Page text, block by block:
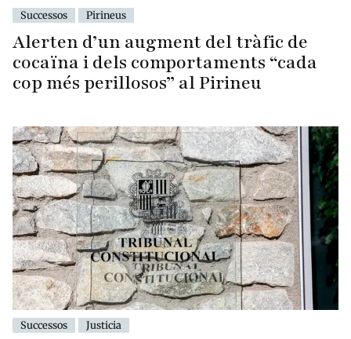
Successos Pirineus
Alerten d’un augment del tràfic de
cocaïna i dels comportaments “cada
cop més perillosos” al Pirineu
Successos Justicia